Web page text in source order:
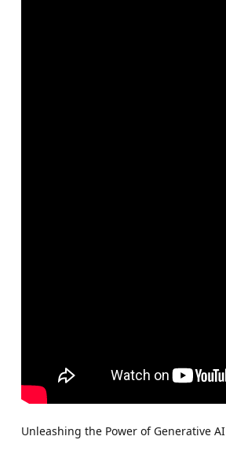
Unleashing the Power of Generative AI